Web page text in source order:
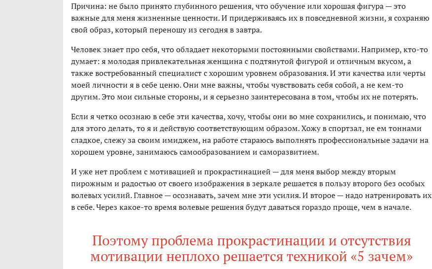
Причина: не было принято глубинного решения, что обучение или хорошая фигура — это
важные для меня жизненные ценности. И придерживаясь их в повседневной жизни, я сохраняю
свой образ, который переношу из сегодня в завтра.
Человек знает про себя, что обладает некоторыми постоянными свойствами. Например, кто-то
думает: я молодая привлекательная женщина с подтянутой фигурой и отличным вкусом, а
также востребованный специалист с хорошим уровнем образования. И эти качества или черты
моей личности я в себе ценю. Они мне важны, чтобы чувствовать себя собой, а не кем-то
другим. Это мои сильные стороны, и я серьезно заинтересована в том, чтобы их не потерять.
Если я четко осознаю в себе эти качества, хочу, чтобы они во мне сохранились, и понимаю, что
для этого делать, то я и действую соответствующим образом. Хожу в спортзал, не ем тоннами
сладкое, слежу за своим имиджем, на работе стараюсь выполнять профессиональные задачи на
хорошем уровне, занимаюсь самообразованием и саморазвитием.
И уже нет проблем с мотивацией и прокрастинацией — для меня выбор между вторым
пирожным и радостью от своего изображения в зеркале решается в пользу второго без особых
волевых усилий. Главное — осознавать, зачем мне эти усилия. И второе — надо натренировать их
в себе. Через какое-то время волевые решения будут даваться гораздо проще, чем в начале.
Поэтому проблема прокрастинации и отсутствия
мотивации неплохо решается техникой «5 зачем»